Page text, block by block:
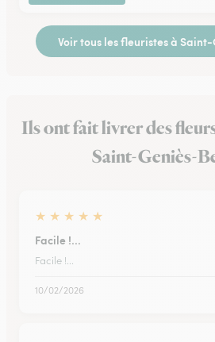
Voir tous les fleuristes à
Ils ont fait livrer des
Saint-Geniès-
★ ★ ★ ★ ★
Facile !...
Facile !...
10/02/2026